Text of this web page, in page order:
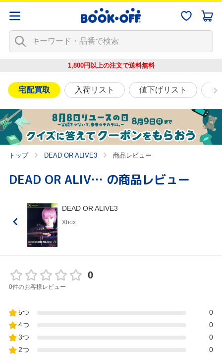
1,800円以上の注文で送料無料
宅配買取 入荷リスト 値下げリスト
トップ DEAD OR ALIVE3 商品レビュー
DEAD OR ALIVE3 の商品レビュー
DEAD OR ALIVE3
Xbox
0
0件のお客様レビュー
5つ
0
4つ
0
3つ
0
2つ
0